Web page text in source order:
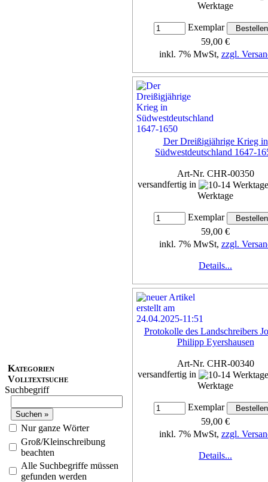
Kategorien
Volltextsuche
Suchbegriff
Nur ganze Wörter
Groß/Kleinschreibung
beachten
Alle Suchbegriffe müssen
gefunden werden
Werktage
Exemplar
59,00 €
inkl. 7% MwSt, zzgl.
Details...
Der Dreißigjährige Krieg in
Südwestdeutschland 1647-
Art-Nr. CHR-00350
versandfertig in
Werktage
Exemplar
59,00 €
inkl. 7% MwSt, zzgl.
Details...
Protokolle des Landschreibers
Philipp Eyershausen
Art-Nr. CHR-00340
versandfertig in
Werktage
Exemplar
59,00 €
inkl. 7% MwSt, zzgl.
Details...